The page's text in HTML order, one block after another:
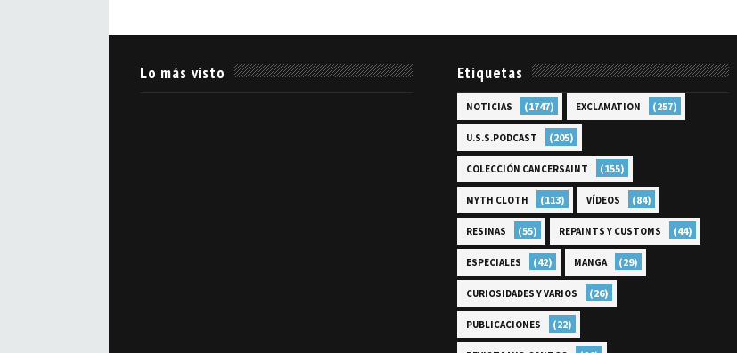
Lo más visto Etiquetas
NOTICIAS (1747) EXCLAMATION (257)
U.S.S.PODCAST (205)
COLECCIÓN CANCERSAINT (155)
MYTH CLOTH (113) VÍDEOS (84)
RESINAS (55) REPAINTS Y CUSTOMS (44)
ESPECIALES (42) MANGA (29)
CURIOSIDADES Y VARIOS (26)
PUBLICACIONES (22)